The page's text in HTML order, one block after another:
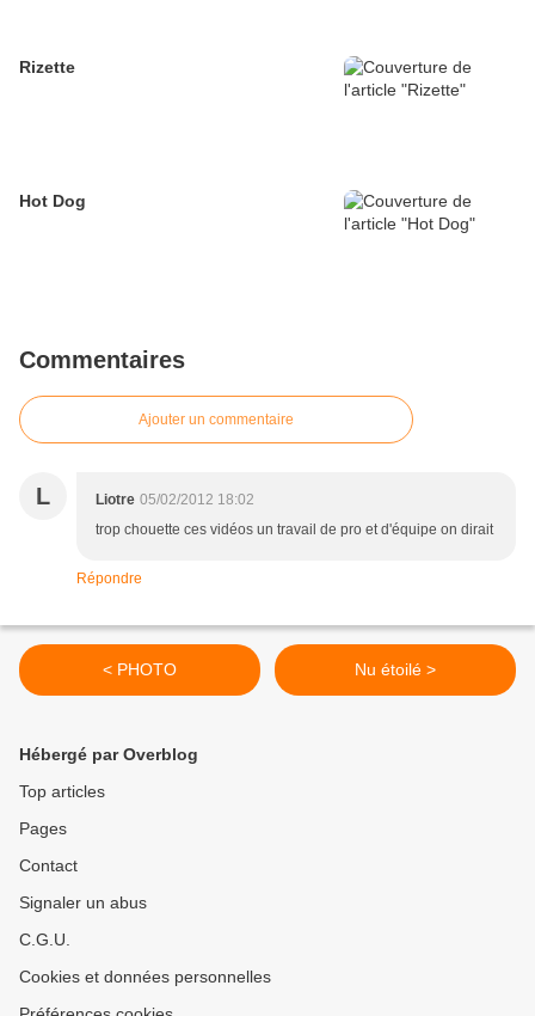
Rizette
Hot Dog
Commentaires
Ajouter un commentaire
L Liotre 05/02/2012 18:02
trop chouette ces vidéos un travail de pro et d'équipe on dirait
Répondre
< PHOTO Nu étoilé >
Hébergé par Overblog
Top articles
Pages
Contact
Signaler un abus
C.G.U.
Cookies et données personnelles